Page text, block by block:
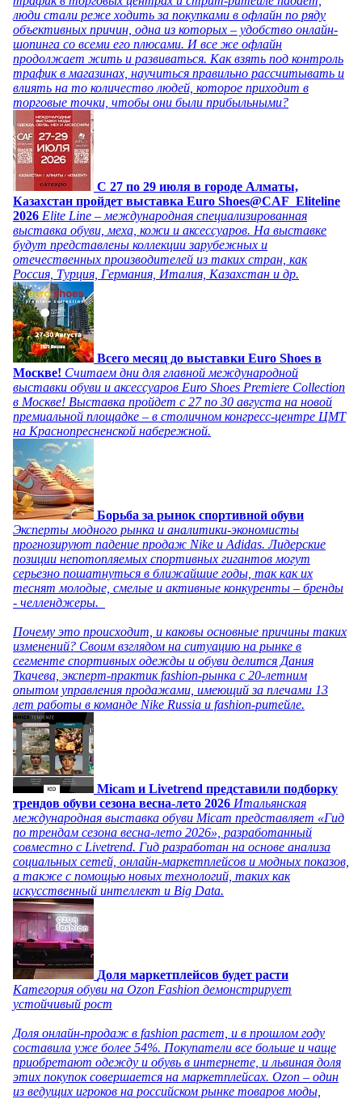
люди стали реже ходить за покупками в офлайн по ряду
объективных причин, одна из которых – удобство онлайн-
шопинга со всеми его плюсами. И все же офлайн
продолжает жить и развиваться. Как взять под контроль
трафик в магазинах, научиться правильно рассчитывать и
влиять на то количество людей, которое приходит в
торговые точки, чтобы они были прибыльными?
C 27 по 29 июля в городе Алматы,
Казахстан пройдет выставка Euro Shoes@CAF_Eliteline
2026 Elite Line – международная специализированная
выставка обуви, меха, кожи и аксессуаров. На выставке
будут представлены коллекции зарубежных и
отечественных производителей из таких стран, как
Россия, Турция, Германия, Италия, Казахстан и др.
Всего месяц до выставки Euro Shoes в
Москве! Считаем дни для главной международной
выставки обуви и аксессуаров Euro Shoes Premiere Collection
в Москве! Выставка пройдет с 27 по 30 августа на новой
премиальной площадке – в столичном конгресс-центре ЦМТ
на Краснопресненской набережной.
Борьба за рынок спортивной обуви
Эксперты модного рынка и аналитики-экономисты
прогнозируют падение продаж Nike и Adidas. Лидерские
позиции непотопляемых спортивных гигантов могут
серьезно пошатнуться в ближайшие годы, так как их
теснят молодые, смелые и активные конкуренты – бренды
- челленджеры.
Почему это происходит, и каковы основные причины таких
изменений? Своим взглядом на ситуацию на рынке в
сегменте спортивных одежды и обуви делится Дания
Ткачева, эксперт-практик fashion-рынка с 20-летним
опытом управления продажами, имеющий за плечами 13
лет работы в команде Nike Russia и fashion-ритейле.
Micam и Livetrend представили подборку
трендов обуви сезона весна-лето 2026 Итальянская
международная выставка обуви Micam представляет «Гид
по трендам сезона весна-лето 2026», разработанный
совместно с Livetrend. Гид разработан на основе анализа
социальных сетей, онлайн-маркетплейсов и модных показов,
а также с помощью новых технологий, таких как
искусственный интеллект и Big Data.
Доля маркетплейсов будет расти
Категория обуви на Ozon Fashion демонстрирует
устойчивый рост
Доля онлайн-продаж в fashion растет, и в прошлом году
составила уже более 54%. Покупатели все больше и чаще
приобретают одежду и обувь в интернете, и львиная доля
этих покупок совершается на маркетплейсах. Ozon – один
из ведущих игроков на российском рынке товаров моды,